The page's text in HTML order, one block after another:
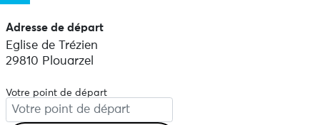
Adresse de départ
Eglise de Trézien
29810 Plouarzel
Votre point de départ